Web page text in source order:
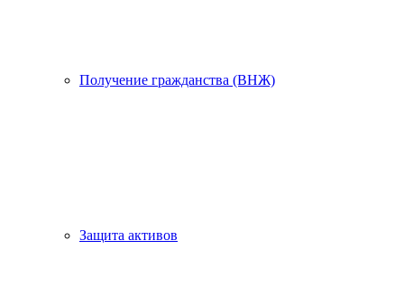
Получение гражданства (ВНЖ)
Защита активов